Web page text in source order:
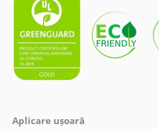
Aplicare ușoară